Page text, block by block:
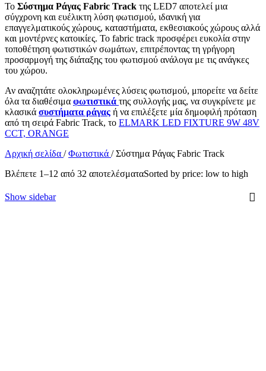
Το Σύστημα Ράγας Fabric Track της LED7 αποτελεί μια
σύγχρονη και ευέλικτη λύση φωτισμού, ιδανική για
επαγγελματικούς χώρους, καταστήματα, εκθεσιακούς χώρους αλλά
και μοντέρνες κατοικίες. Το fabric track προσφέρει ευκολία στην
τοποθέτηση φωτιστικών σωμάτων, επιτρέποντας τη γρήγορη
προσαρμογή της διάταξης του φωτισμού ανάλογα με τις ανάγκες
του χώρου.
Αν αναζητάτε ολοκληρωμένες λύσεις φωτισμού, μπορείτε να δείτε
όλα τα διαθέσιμα φωτιστικά της συλλογής μας, να συγκρίνετε με
κλασικά συστήματα ράγας ή να επιλέξετε μία δημοφιλή πρόταση
από τη σειρά Fabric Track, το ELMARK LED FIXTURE 9W 48V
CCT, ORANGE
Αρχική σελίδα / Φωτιστικά / Σύστημα Ράγας Fabric Track
Βλέπετε 1–12 από 32 αποτελέσματαSorted by price: low to high
Show sidebar